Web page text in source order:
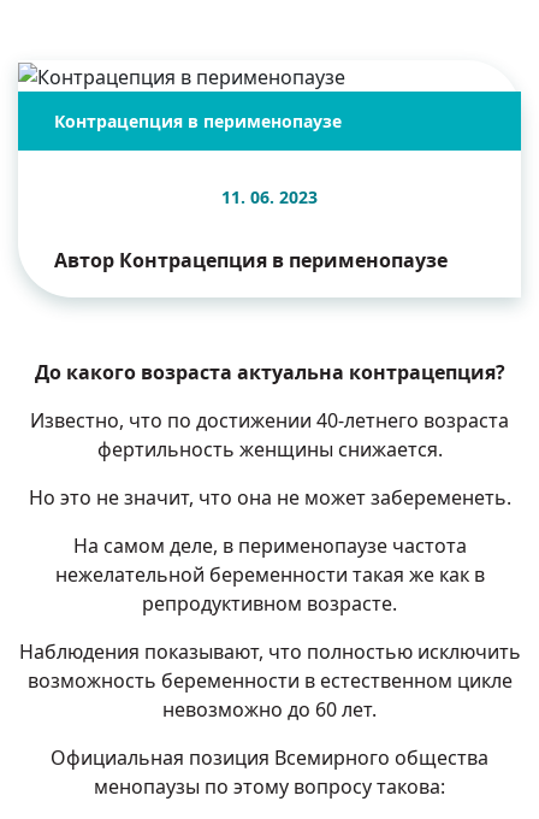
Контрацепция в перименопаузе
11. 06. 2023
Автор Контрацепция в перименопаузе
До какого возраста актуальна контрацепция?
Известно, что по достижении 40-летнего возраста
фертильность женщины снижается.
Но это не значит, что она не может забеременеть.
На самом деле, в перименопаузечастота
нежелательной беременности такая же как в
репродуктивном возрасте.
Наблюдения показывают, что полностью исключить
возможность беременности в естественном цикле
невозможно до 60 лет.
Официальная позиция Всемирного общества
менопаузы по этому вопросу такова: